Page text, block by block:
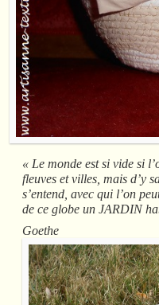
« Le monde est si vide si
fleuves et villes, mais d’y
s’entend, avec qui l’on
de ce globe un JARDIN
Goethe